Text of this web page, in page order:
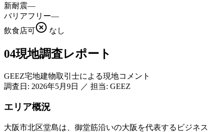
新耐震—
バリアフリー—
飲食店可
なし
04現地調査レポート
GEEZ宅地建物取引士による現地コメント
調査日: 2026年5月9日 ／ 担当: GEEZ
エリア概況
大阪市北区堂島は、御堂筋沿いの大阪を代表するビジネス